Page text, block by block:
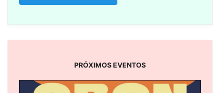
PRÓXIMOS EVENTOS